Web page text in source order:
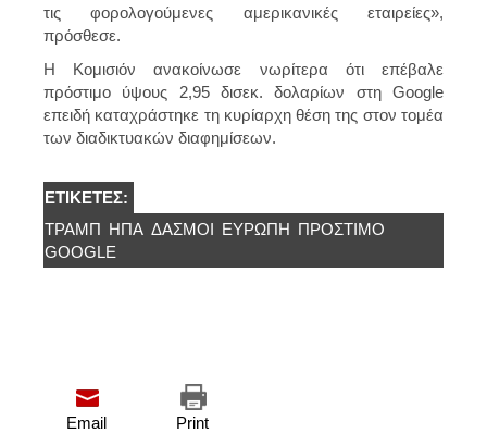
τις φορολογούμενες αμερικανικές εταιρείες»,
πρόσθεσε.
Η Κομισιόν ανακοίνωσε νωρίτερα ότι επέβαλε
πρόστιμο ύψους 2,95 δισεκ. δολαρίων στη Google
επειδή καταχράστηκε τη κυρίαρχη θέση της στον τομέα
των διαδικτυακών διαφημίσεων.
ΕΤΙΚΈΤΕΣ:
ΤΡΑΜΠ ΗΠΑ ΔΑΣΜΟΙ ΕΥΡΏΠΗ ΠΡΌΣΤΙΜΟ
GOOGLE
Print
Email